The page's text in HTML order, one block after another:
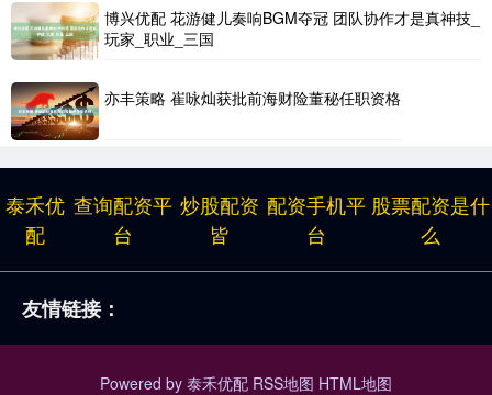
博兴优配 花游健儿奏响BGM夺冠 团队协作才是真神技_
玩家_职业_三国
亦丰策略 崔咏灿获批前海财险董秘任职资格
泰禾优
配
查询配资平
台
炒股配资
皆
配资手机平
台
股票配资是什
么
友情链接：
Powered by 泰禾优配 RSS地图 HTML地图